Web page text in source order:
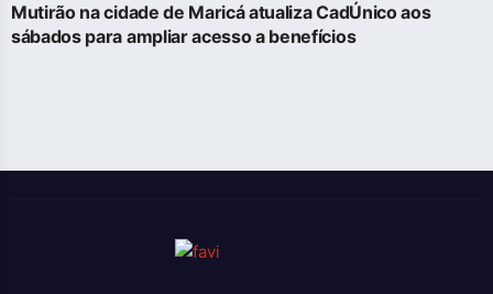
Mutirão na cidade de Maricá atualiza CadÚnico aos
sábados para ampliar acesso a benefícios